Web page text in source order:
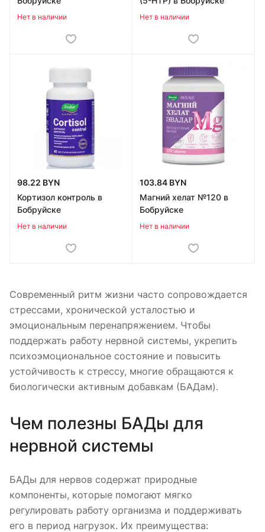
Нет в наличии Нет в наличии
98.22 BYN
Кортизол контроль в
Бобруйске
Нет в наличии
103.84 BYN
Магний хелат №120 в
Бобруйске
Нет в наличии
Современный ритм жизни часто сопровождается
стрессами, хронической усталостью и
эмоциональным перенапряжением. Чтобы
поддержать работу нервной системы, укрепить
психоэмоциональное состояние и повысить
устойчивость к стрессу, многие обращаются к
биологически активным добавкам (БАДам).
Чем полезны БАДы для
нервной системы
БАДы для нервов содержат природные
компоненты, которые помогают мягко
регулировать работу организма и поддерживать
его в период нагрузок. Их преимущества: